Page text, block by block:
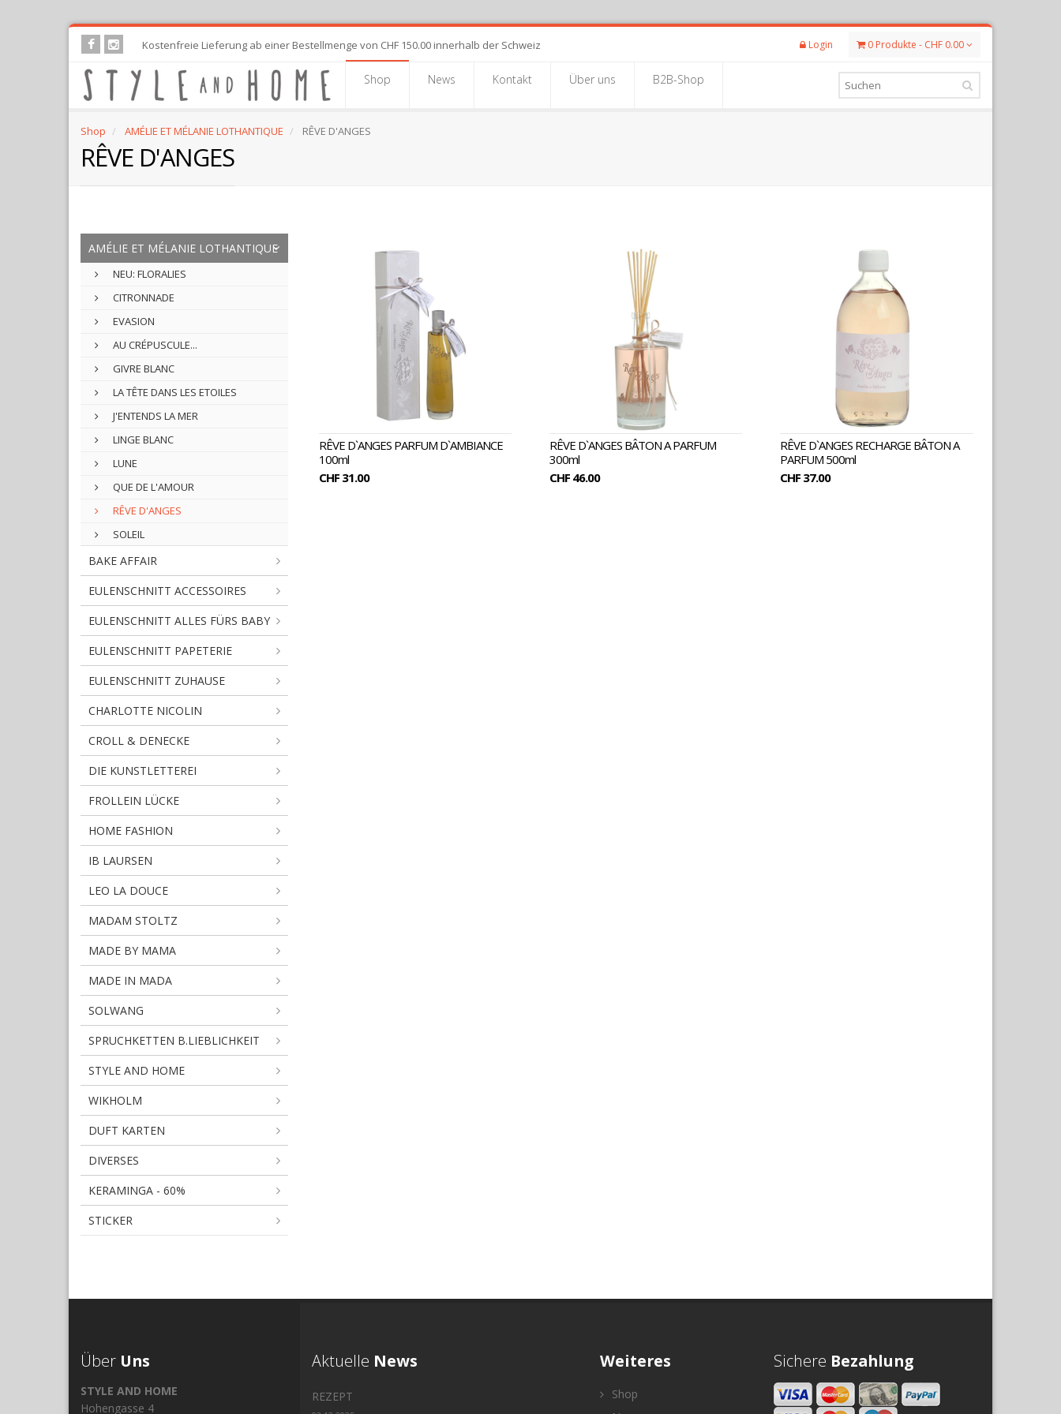
Skip
main
content
Kostenfreie Lieferung ab einer Bestellmenge von CHF 150.00 innerhalb der Schweiz Login 0 Produkte - CHF 0.00
Shop News Kontakt Über uns B2B-Shop
Shop AMÉLIE ET MÉLANIE LOTHANTIQUE RÊVE D'ANGES
RÊVE D'ANGES
AMÉLIE ET MÉLANIE LOTHANTIQUE
NEU: FLORALIES
CITRONNADE
EVASION
AU CRÉPUSCULE...
GIVRE BLANC
LA TÊTE DANS LES ETOILES
J'ENTENDS LA MER
LINGE BLANC
LUNE
QUE DE L'AMOUR
RÊVE D'ANGES
SOLEIL
BAKE AFFAIR
EULENSCHNITT ACCESSOIRES
EULENSCHNITT ALLES FÜRS BABY
EULENSCHNITT PAPETERIE
EULENSCHNITT ZUHAUSE
CHARLOTTE NICOLIN
CROLL & DENECKE
DIE KUNSTLETTEREI
FROLLEIN LÜCKE
HOME FASHION
IB LAURSEN
LEO LA DOUCE
MADAM STOLTZ
MADE BY MAMA
MADE IN MADA
SOLWANG
SPRUCHKETTEN B.LIEBLICHKEIT
STYLE AND HOME
WIKHOLM
DUFT KARTEN
DIVERSES
KERAMINGA - 60%
STICKER
RÊVE
D'ANGES
RÊVE D`ANGES PARFUM D`AMBIANCE
100ml
CHF 31.00
RÊVE D`ANGES BÂTON A PARFUM
300ml
CHF 46.00
RÊVE D`ANGES RECHARGE BÂTON A
PARFUM 500ml
CHF 37.00
Über Uns
STYLE AND HOME
Hohengasse 4
Aktuelle News
REZEPT
Weiteres
Shop
Sichere Bezahlung